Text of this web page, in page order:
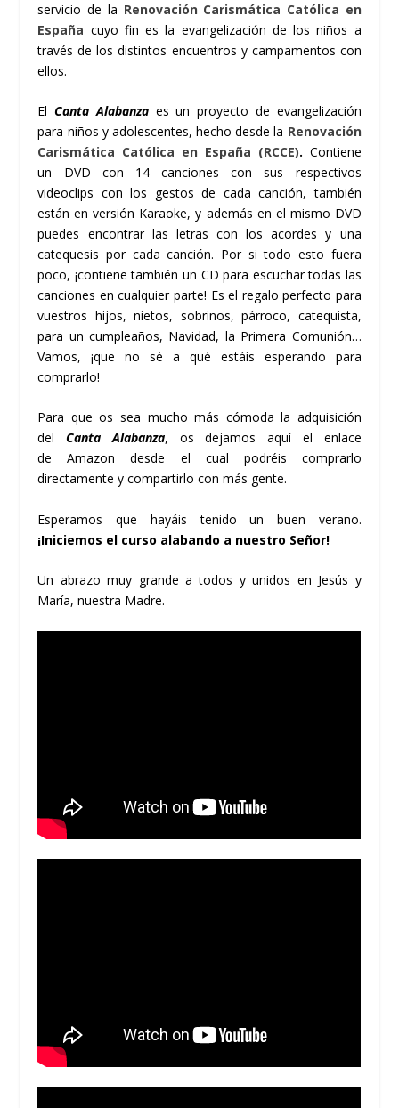
servicio de la Renovación Carismática Católica en
España cuyo fin es la evangelización de los niños a
través de los distintos encuentros y campamentos con
ellos.
ElCanta Alabanzaes un proyecto de evangelización
para niños y adolescentes, hecho desde la Renovación
Carismática Católica en España (RCCE). Contiene
un DVD con 14 canciones con sus respectivos
videoclips con los gestos de cada canción, también
están en versión Karaoke, y además en el mismo DVD
puedes encontrar las letras con los acordes y una
catequesis por cada canción. Por si todo esto fuera
poco, ¡contiene también un CD para escuchar todas las
canciones en cualquier parte! Es el regalo perfecto para
vuestros hijos, nietos, sobrinos, párroco, catequista,
para un cumpleaños, Navidad, la Primera Comunión…
Vamos, ¡que no sé a qué estáis esperando para
comprarlo!
Para que os sea mucho más cómoda la adquisición
delCanta Alabanza, os dejamos aquí el enlace
deAmazondesde el cual podréis comprarlo
directamente y compartirlo con más gente.
Esperamos que hayáis tenido un buen verano.
¡Iniciemos el curso alabando a nuestro Señor!
Un abrazo muy grande a todos y unidos en Jesús y
María, nuestra Madre.